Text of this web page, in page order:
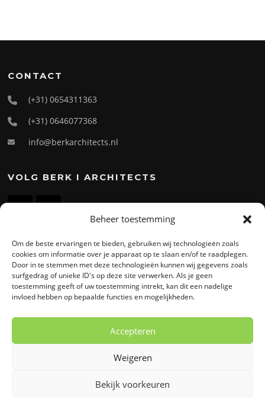
Beheer toestemming
Om de beste ervaringen te bieden, gebruiken wij technologieën zoals
cookies om informatie over je apparaat op te slaan en/of te raadplegen.
Door in te stemmen met deze technologieën kunnen wij gegevens zoals
surfgedrag of unieke ID's op deze site verwerken. Als je geen
toestemming geeft of uw toestemming intrekt, kan dit een nadelige
invloed hebben op bepaalde functies en mogelijkheden.
Accepteren
Weigeren
Bekijk voorkeuren
CONTACT
(+31) 0654311363
(+31) 0646077368
info@berkarchitects.nl
VOLG BERK I ARCHITECTS
ADRES
BERKIArchitects B.V.
Takkebijsters 57a
4817 BL Breda
Auteursrecht © 2026 BERK | Architects - Breda - Architectenbureau.